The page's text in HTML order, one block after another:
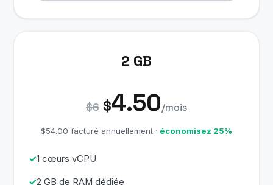
2 GB
$6 $4.50/mois
$54.00 facturé annuellement · économisez 25%
1 cœurs vCPU
2 GB de RAM dédiée